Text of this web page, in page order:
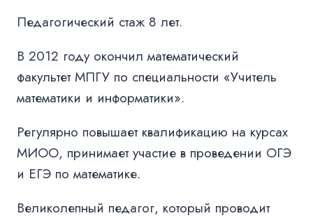
Педагогический стаж 8 лет.
В 2012 году окончил математический
факультет МПГУ по специальности «Учитель
математики и информатики».
Регулярно повышает квалификацию на курсах
МИОО, принимает участие в проведении ОГЭ
и ЕГЭ по математике.
Великолепный педагог, который проводит